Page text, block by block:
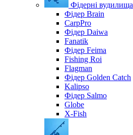
Фідерні вудилища
Фідер Brain
CarpPro
Фідер Daiwa
Fanatik
Фідер Feima
Fishing Roi
Flagman
Фідер Golden Catch
Kalipso
Фідер Salmo
Globe
X-Fish